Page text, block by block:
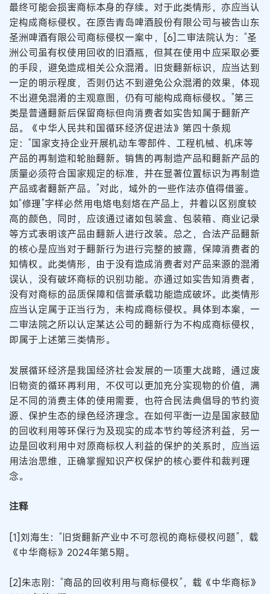
最终可能会损害商标本身的存续。对于此类情形，亦应当认
定构成商标侵权。在原告青岛啤酒股份有限公司与被告山东
圣洲啤酒有限公司商标侵权一案中，[6]二审法院认为：“圣
洲公司虽有权使用回收的旧酒瓶，但其在使用中应采取必要
的手段，避免造成相关公众混淆。旧货翻新标识，应当达到
一定的明示程度，否则仍达不到避免公众混淆的效果，体现
不出避免混淆的主观意图，仍有可能构成商标侵权。”第三
类是普通翻新后保留商标但向消费者如实告知属于翻新产
品。《中华人民共和国循环经济促进法》第四十条规
定：“国家支持企业开展机动车零部件、工程机械、机床等
产品的再制造和轮胎翻新。销售的再制造产品和翻新产品的
质量必须符合国家规定的标准，并在显著位置标识为再制造
产品或者翻新产品。”对此，域外的一些作法亦值得借鉴。
如“修理”字样必然用电烙电刻烙在产品上，并着以区别度较
高的颜色，同时，应该通过诸如包装盒、包装箱、商业记录
等方式表明该产品由翻新人进行改装。总之，合法产品翻新
的核心是应当对于翻新行为进行完整的披露，保障消费者的
知情权。此类情形，由于没有造成消费者对产品来源的混淆
误认，没有破坏商标的识别功能。亦通过如实告知消费者，
没有对商标的品质保障和信誉承载功能造成破坏。此类情形
应当认定属于正当行为，未构成商标侵权。具体到本案，一
二审法院之所以认定某达公司的翻新行为不构成商标侵权，
即属于上述第三类情形。
发展循环经济是我国经济社会发展的一项重大战略，通过废
旧物资的循环再利用，不仅可以更加充分实现物的价值，满
足不同的消费主体的使用需要，也符合民法典倡导的节约资
源、保护生态的绿色经济理念。在如何平衡一边是国家鼓励
的回收利用等环保行为及现实的成本节约等经济利益，另一
边是回收利用中对原商标权人利益的保护的关系时，应当运
用法治思维，正确掌握知识产权保护的核心要件和裁判理
念。
注释
[1]刘海生：“旧货翻新产业中不可忽视的商标侵权问题”，载
《中华商标》2024年第5期。
[2]朱志刚：“商品的回收利用与商标侵权”，载《中华商标》